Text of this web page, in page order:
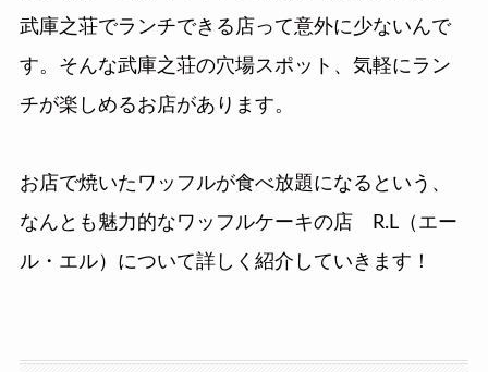
武庫之荘でランチできる店って意外に少ないんで
す。そんな武庫之荘の穴場スポット、気軽にラン
チが楽しめるお店があります。
お店で焼いたワッフルが食べ放題になるという、
なんとも魅力的なワッフルケーキの店 R.L（エー
ル・エル）について詳しく紹介していきます！